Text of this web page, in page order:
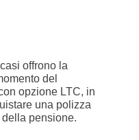
offrono la
del
opzione LTC, in
una polizza
pensione.